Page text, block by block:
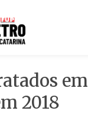
2018